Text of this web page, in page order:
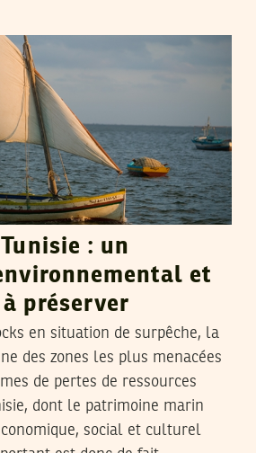
: un
et
préserver
en situation de surpêche, la
des zones les plus menacées
de pertes de ressources
dont le patrimoine marin
social et culturel